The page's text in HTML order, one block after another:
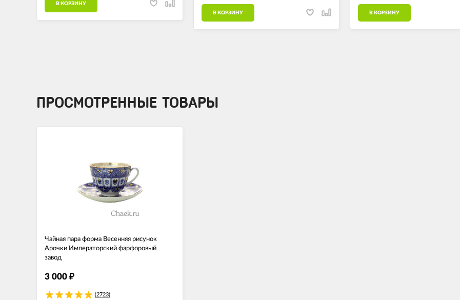
В КОРЗИНУ
В КОРЗИНУ В КОРЗИНУ
ПРОСМОТРЕННЫЕ ТОВАРЫ
Чайная пара форма Весенняя рисунок
Арочки Императорский фарфоровый
завод
3 000 ₽
(2723)